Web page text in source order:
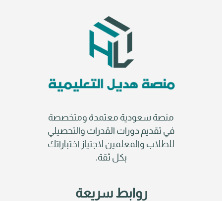
منصة سعودية معتمدة ومتخصصة
في تقديم دورات القدرات والتحصيلي
للطلاب والمعلمين لاجتياز اختباراتك
بكل ثقة.
روابط سريعة